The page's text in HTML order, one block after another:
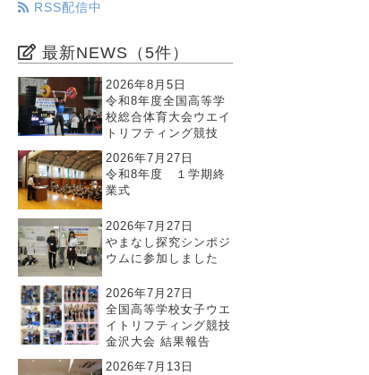
RSS配信中
最新NEWS（5件）
2026年8月5日
令和8年度全国高等学
校総合体育大会ウエイ
トリフティング競技
2026年7月27日
令和8年度 １学期終
業式
2026年7月27日
やまなし探究シンポジ
ウムに参加しました
2026年7月27日
全国高等学校女子ウエ
イトリフティング競技
金沢大会 結果報告
2026年7月13日